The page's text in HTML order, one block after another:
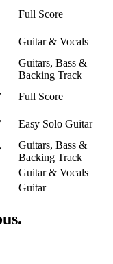
Full Score
Guitar & Vocals
Guitars, Bass &
Backing Track
Full Score
Easy Solo Guitar
Guitars, Bass &
Backing Track
Guitar & Vocals
Guitar